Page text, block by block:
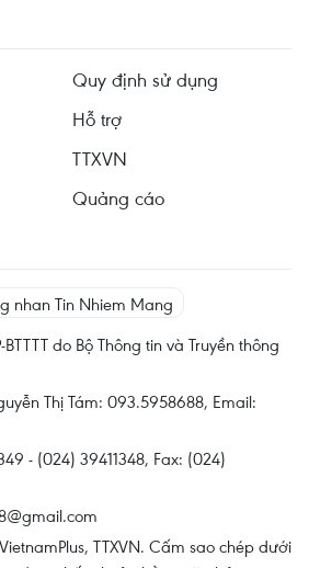
Quy định sử dụng
Hỗ trợ
TTXVN
Quảng cáo
do Bộ Thông tin và Truyền thông
Thị Tám: 093.5958688, Email:
- (024) 39411348, Fax: (024)
TTXVN. Cấm sao chép dưới